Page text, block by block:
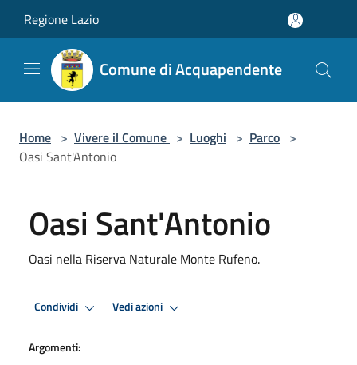
Regione Lazio
Comune di Acquapendente
Home > Vivere il Comune > Luoghi > Parco >
Oasi Sant'Antonio
Oasi Sant'Antonio
Oasi nella Riserva Naturale Monte Rufeno.
Condividi Vedi azioni
Argomenti: